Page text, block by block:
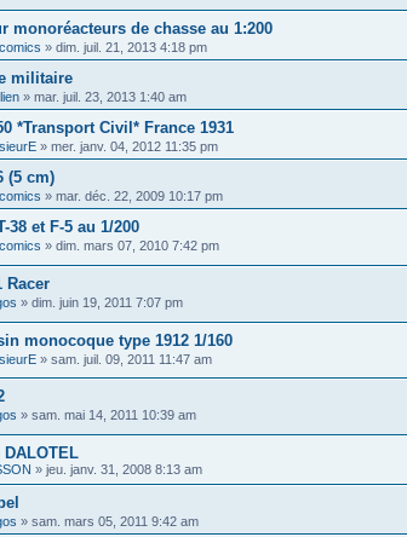
monoréacteurs de chasse au 1:200
» dim. juil. 21, 2013 4:18 pm
militaire
» mar. juil. 23, 2013 1:40 am
*Transport Civil* France 1931
» mer. janv. 04, 2012 11:35 pm
(5 cm)
» mar. déc. 22, 2009 10:17 pm
38 et F-5 au 1/200
» dim. mars 07, 2010 7:42 pm
Racer
» dim. juin 19, 2011 7:07 pm
monocoque type 1912 1/160
» sam. juil. 09, 2011 11:47 am
» sam. mai 14, 2011 10:39 am
DALOTEL
» jeu. janv. 31, 2008 8:13 am
» sam. mars 05, 2011 9:42 am